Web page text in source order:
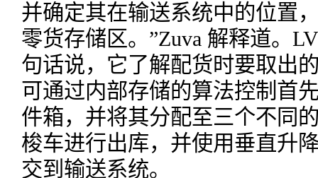
并确定其在输送系统中的位置
零货存储区。”Zuva 解释道。
句话说，它了解配货时要取出
可通过内部存储的算法控制首
件箱，并将其分配至三个不同
梭车进行出库，并使用垂直升
交到输送系统。